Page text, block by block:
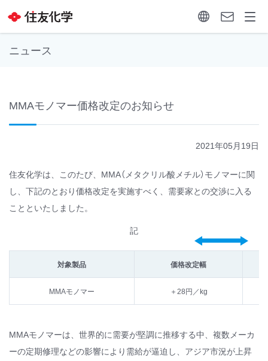
ニュース
MMAモノマー価格改定のお知らせ
2021年05月19日
住友化学は、このたび、MMA（メタクリル酸メチル）モノマーに関
し、下記のとおり価格改定を実施すべく、需要家との交渉に入る
ことといたしました。
記
対象製品 価格改定幅
MMAモノマー ＋28円／kg
MMAモノマーは、世界的に需要が堅調に推移する中、複数メーカ
ーの定期修理などの影響により需給が逼迫し、アジア市況が上昇